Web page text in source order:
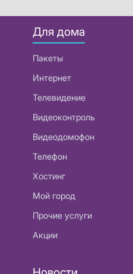
Для дома
Пакеты
Интернет
Телевидение
Видеоконтроль
Видеодомофон
Телефон
Хостинг
Мой город
Прочие услуги
Акции